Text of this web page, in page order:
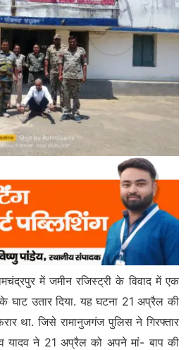
में जमीन रजिस्ट्री के विवाद में एक
घाट उतार दिया. यह घटना 21 अप्रैल की
था. जिसे रामानुजगंज पुलिस ने गिरफ्तार
यादव ने 21 अप्रैल को अपने मां- बाप की